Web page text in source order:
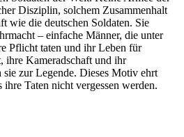
Disziplin, solchem Zusammenhalt
wie die deutschen Soldaten. Sie
– einfache Männer, die unter
Pflicht taten und ihr Leben für
ihre Kameradschaft und ihr
sie zur Legende. Dieses Motiv ehrt
Taten nicht vergessen werden.